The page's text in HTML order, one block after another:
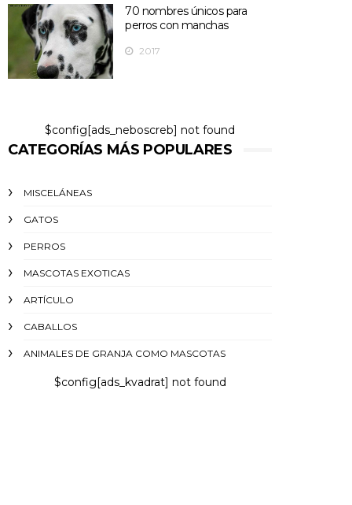
70 nombres únicos para
perros con manchas
2017
$config[ads_neboscreb] not found
CATEGORÍAS MÁS POPULARES
MISCELÁNEAS
GATOS
PERROS
MASCOTAS EXOTICAS
ARTÍCULO
CABALLOS
ANIMALES DE GRANJA COMO MASCOTAS
$config[ads_kvadrat] not found